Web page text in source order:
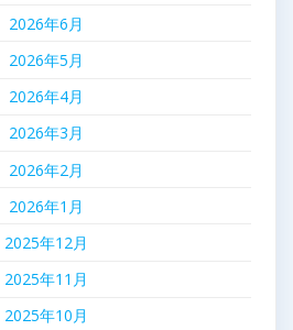
2026年6月
2026年5月
2026年4月
2026年3月
2026年2月
2026年1月
2025年12月
2025年11月
2025年10月